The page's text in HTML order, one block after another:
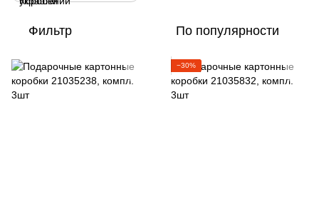
Фильтр По популярности
−30%